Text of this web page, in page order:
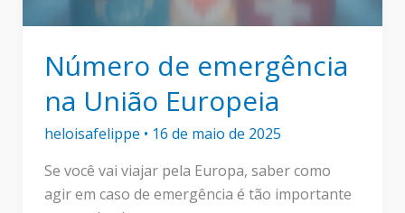
Número de emergência
na União Europeia
heloisafelippe • 16 de maio de 2025
Se você vai viajar pela Europa, saber como
agir em caso de emergência é tão importante